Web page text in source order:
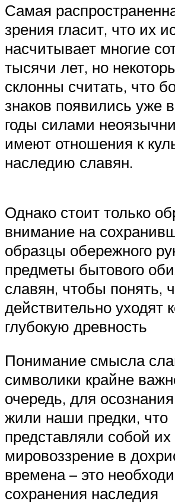
Самая
зрения гласит, что их
насчитывает многие
тысячи лет, но
склонны считать, что
знаков появились уже
годы силами
имеют отношения к
наследию славян.
Однако стоит только
внимание на
образцы обережного
предметы бытового
славян, чтобы понять,
действительно уходят
глубокую древность
Понимание смысла
символики крайне
очередь, для осознания
жили наши предки, что
представляли собой их
мировоззрение в
времена – это
сохранения наследия